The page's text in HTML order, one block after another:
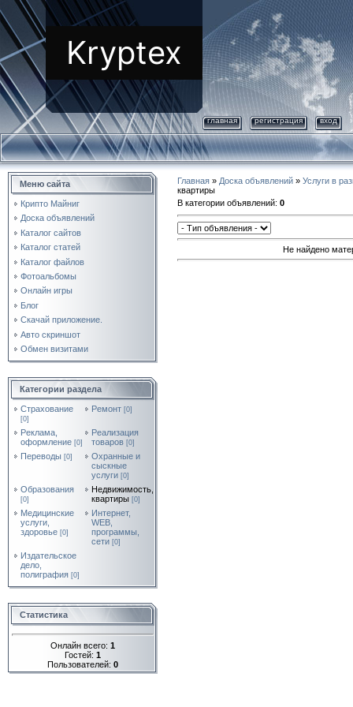
Kryptex
главная регистрация вход
Меню сайта
Крипто Майниг
Доска объявлений
Каталог сайтов
Каталог статей
Каталог файлов
Фотоальбомы
Онлайн игры
Блог
Скачай приложение.
Авто скриншот
Обмен визитами
Категории раздела
Страхование
[0]
Ремонт [0]
Реклама,
оформление [0]
Реализация
товаров [0]
Переводы [0]
Охранные и
сыскные
услуги [0]
Образования
[0]
Недвижимость,
квартиры [0]
Медицинские
услуги,
здоровье [0]
Интернет,
WEB,
программы,
сети [0]
Издательское
дело,
полиграфия [0]
Статистика
Онлайн всего: 1
Гостей: 1
Пользователей: 0
Главная » Доска объявлений » Услуги в
квартиры
В категории объявлений: 0
Не найдено